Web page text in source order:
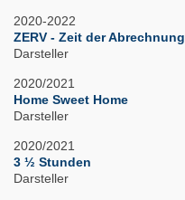
2020-2022
ZERV - Zeit der Abrechnung
Darsteller
2020/2021
Home Sweet Home
Darsteller
2020/2021
3 ½ Stunden
Darsteller